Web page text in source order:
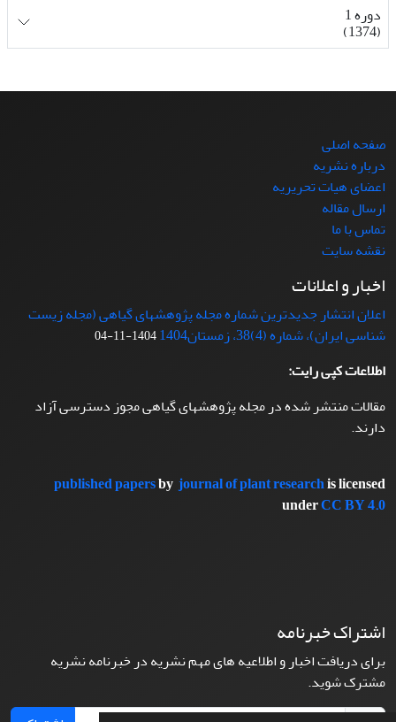
دوره 1
(1374)
صفحه اصلی
درباره نشریه
اعضای هیات تحریریه
ارسال مقاله
تماس با ما
نقشه سایت
اخبار و اعلانات
اعلان انتشار جدیدترین شماره مجله پژوهشهای گیاهی (مجله زیست
شناسی ایران)، شماره (4)38، زمستان1404
1404-11-04
اطلاعات کپی رایت:
مقالات منتشر شده در مجله پژوهشهای گیاهی مجوز دسترسی آزاد
دارند.
published papersbyjournal of plant researchis licensed
underCC BY 4.0
اشتراک خبرنامه
برای دریافت اخبار و اطلاعیه های مهم نشریه در خبرنامه نشریه
مشترک شوید.